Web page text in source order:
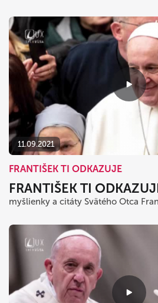
11.09.2021
FRANTIŠEK TI ODKAZUJE
FRANTIŠEK TI
myšlienky a citáty Svätého Otca